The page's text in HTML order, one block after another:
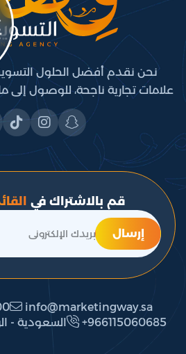
نحن نقدم أفضل الحلول
علامات تجارية ناجحة، للوصول
قم بالاشتراك في
إرسال
info@marketingway.sa
‎+966115060685
السعودية -